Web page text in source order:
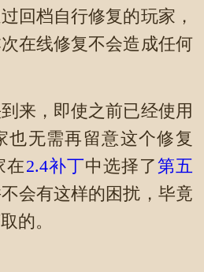
回档自行修复的玩家，
在线修复不会造成任何
来，即使之前已经使用
也无需再留意这个修复
在2.4补丁中选择了第五
不会有这样的困扰，毕竟
的。